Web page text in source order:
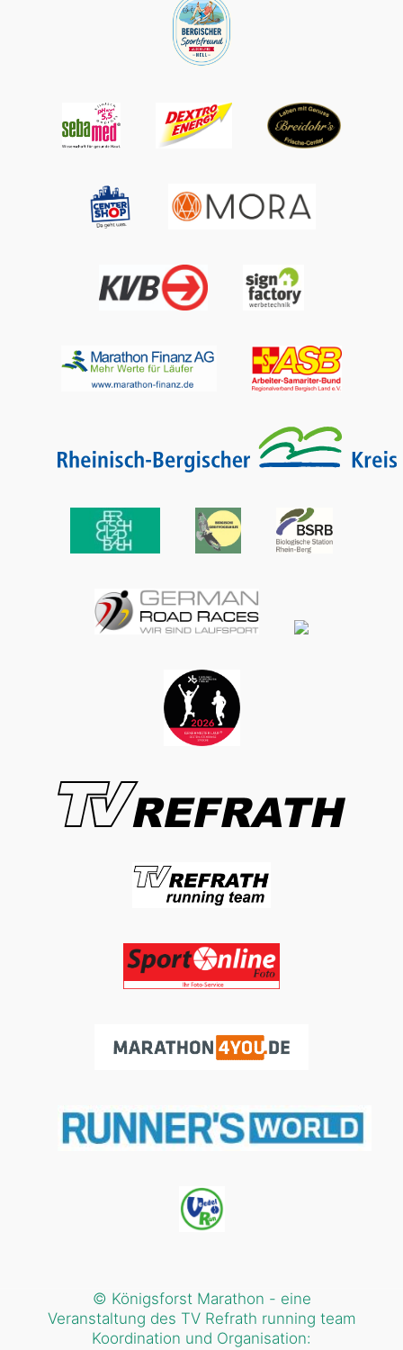
© Königsforst Marathon - eine
Veranstaltung des TV Refrath running team
Koordination und Organisation: